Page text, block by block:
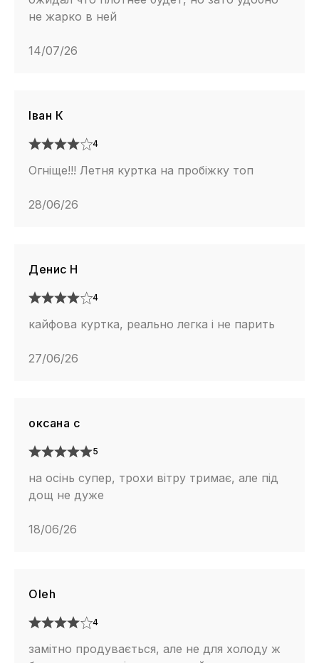
не жарко в ней
14/07/26
Іван К
4
Огніще!!! Летня куртка на пробіжку топ
28/06/26
Денис Н
4
кайфова куртка, реально легка і не парить
27/06/26
оксана с
5
на осінь супер, трохи вітру тримає, але під
дощ не дуже
18/06/26
Oleh
4
замітно продувається, але не для холоду ж